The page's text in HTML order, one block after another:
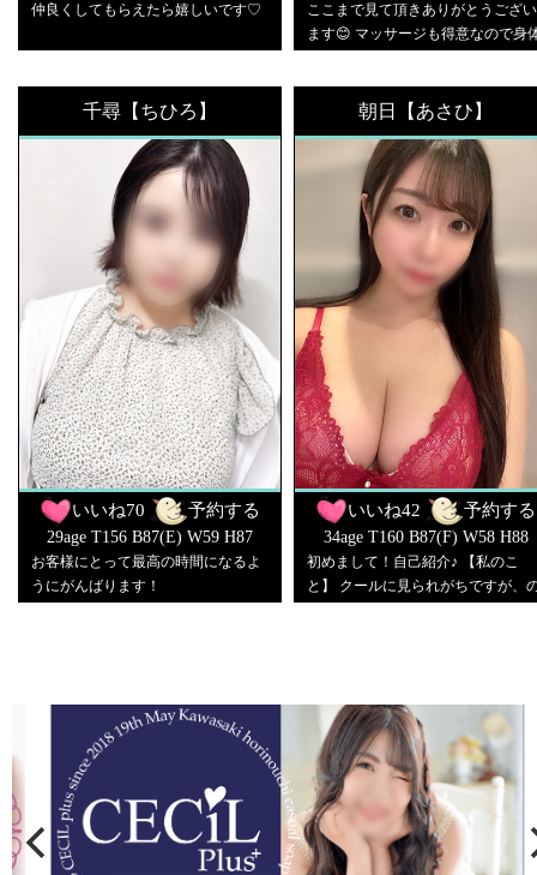
仲良くしてもらえたら嬉しいです♡
ここまで見て頂きありがとうござい
ます😊 マッサージも得意なので身
ったまた会いたい♡♡って思って貰
千尋【ちひろ】
いいね70 予約する
29age T156 B87(E) W59 H87
お客様にとって最高の時間になるよ
うにがんばります！
朝日【あさひ】
いいね42 予約する
34age T160 B87(F) W58 H88
初めまして！自己紹介♪ 【私のこ
と】 クールに見られがちですが、
さん/// 癒されるってよく言って頂け
ます♪ お話するのもえっちな事も大
好きだからたくさん気持ちよくなっ
て癒せたらいいなぁ♪ タバコは吸い
ません！ よろしくお願いいたしま
✨